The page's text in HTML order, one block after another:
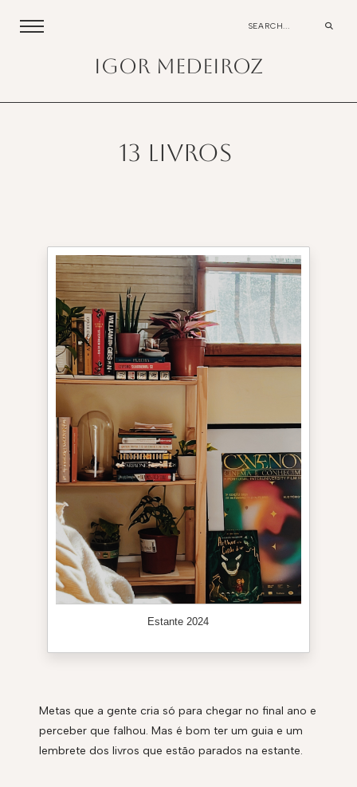
igor medeiroz
13 livros
Estante 2024
Metas que a gente cria só para chegar no final ano e
perceber que falhou. Mas é bom ter um guia e um
lembrete dos livros que estão parados na estante.